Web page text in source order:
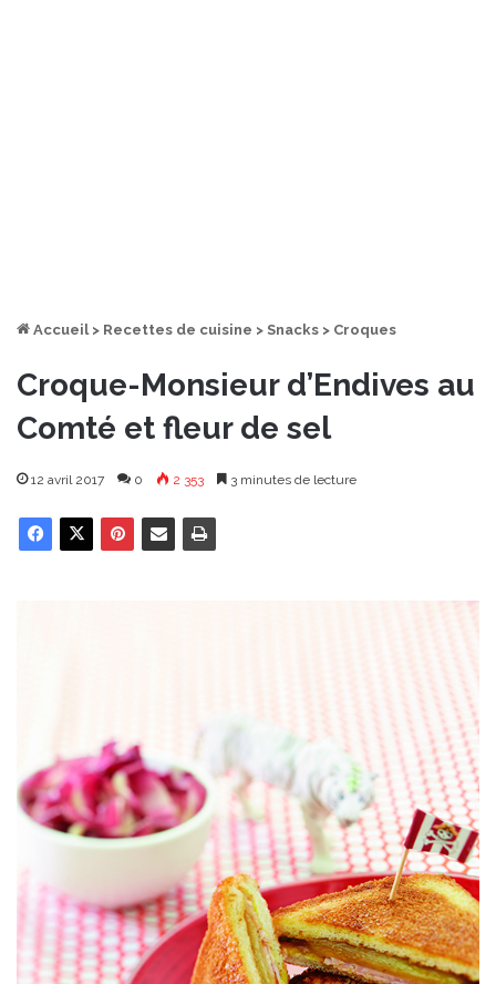
Accueil > Recettes de cuisine > Snacks > Croques
Croque-Monsieur d’Endives au
Comté et fleur de sel
12 avril 2017 0 2 353 3 minutes de lecture